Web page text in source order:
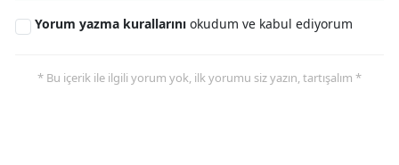
Yorum yazma kurallarını okudum ve kabul ediyorum
* Bu içerik ile ilgili yorum yok, ilk yorumu siz yazın, tartışalım *